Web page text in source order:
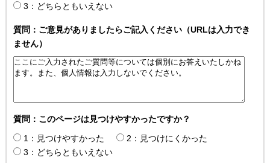
3：どちらともいえない
質問：ご意見がありましたらご記入ください（URLは入力でき
ません）
質問：このページは見つけやすかったですか？
1：見つけやすかった
2：見つけにくかった
3：どちらともいえない